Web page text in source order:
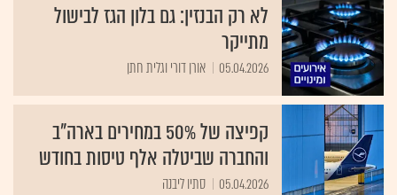
לא רק הבנזין: גם בלון הגז לבישול
מתייקר
05.04.2026 אורן דורי וגלית חתן
קפיצה של 50% במחירים בארה"ב
והחברה שביטלה אלף טיסות בחודש
05.04.2026 סתיו ליבנה